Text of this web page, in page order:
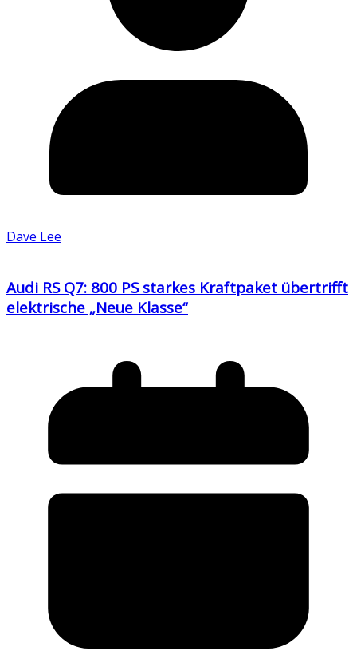
Dave Lee
Audi RS Q7: 800 PS starkes Kraftpaket übertrifft
elektrische „Neue Klasse“